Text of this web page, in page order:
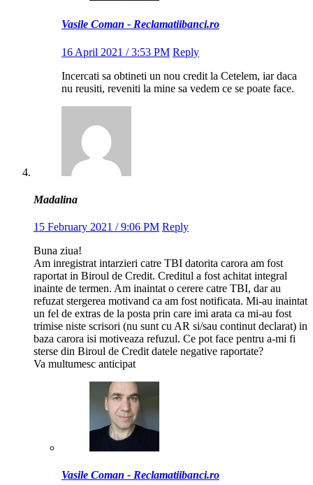
Vasile Coman - Reclamatiibanci.ro
16 April 2021 / 3:53 PM Reply
Incercati sa obtineti un nou credit la Cetelem, iar daca
nu reusiti, reveniti la mine sa vedem ce se poate face.
Madalina
15 February 2021 / 9:06 PM Reply
Buna ziua!
Am inregistrat intarzieri catre TBI datorita carora am fost
raportat in Biroul de Credit. Creditul a fost achitat integral
inainte de termen. Am inaintat o cerere catre TBI, dar au
refuzat stergerea motivand ca am fost notificata. Mi-au inaintat
un fel de extras de la posta prin care imi arata ca mi-au fost
trimise niste scrisori (nu sunt cu AR si/sau continut declarat) in
baza carora isi motiveaza refuzul. Ce pot face pentru a-mi fi
sterse din Biroul de Credit datele negative raportate?
Va multumesc anticipat
Vasile Coman - Reclamatiibanci.ro